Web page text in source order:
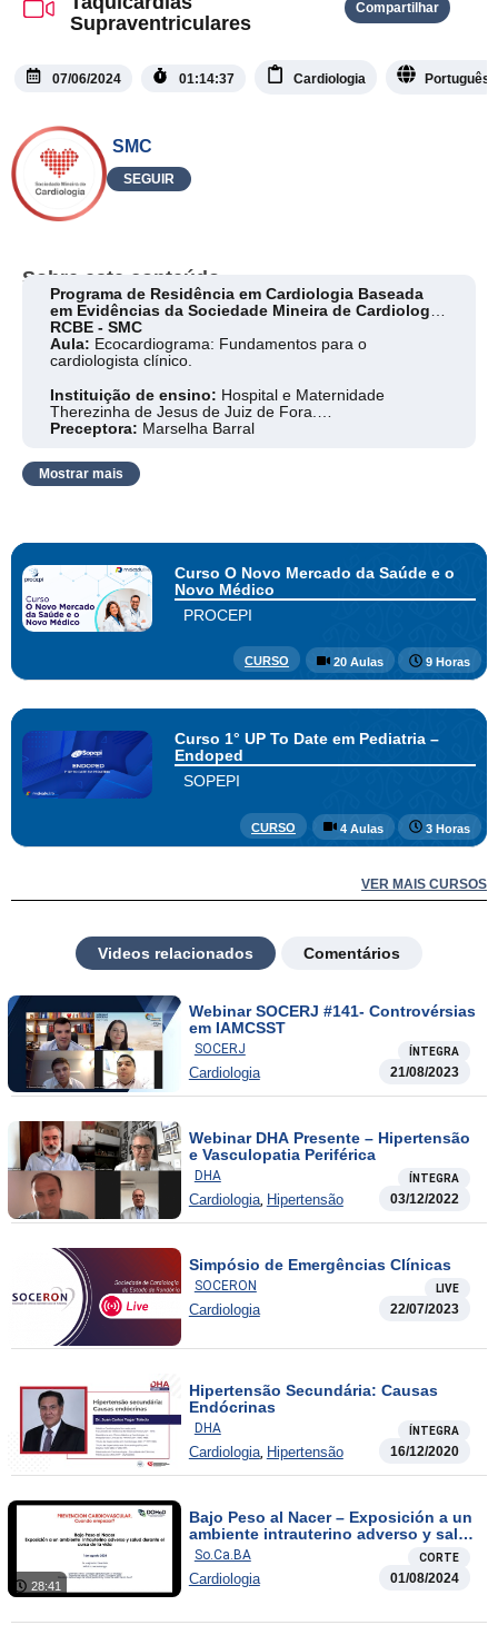
Supraventriculares
Compartilhar
07/06/2024 01:14:37 Cardiologia Português
SMC
SEGUIR
Sobre este conteúdo
Programa de Residência em Cardiologia Baseada
em Evidências da Sociedade Mineira de Cardiologia
RCBE - SMC
Aula: Ecocardiograma: Fundamentos para o
cardiologista clínico.
Instituição de ensino: Hospital e Maternidade
Therezinha de Jesus de Juiz de Fora.
Preceptora: Marselha Barral
Antônio Neves Costa
Mostrar mais
Curso O Novo Mercado da Saúde e o
Novo Médico
PROCEPI
CURSO 20 Aulas 9 Horas
Curso 1° UP To Date em Pediatria –
Endoped
SOPEPI
CURSO 4 Aulas 3 Horas
VER MAIS CURSOS
Videos relacionados Comentários
Webinar SOCERJ #141- Controvérsias
em IAMCSST
SOCERJ ÍNTEGRA
Cardiologia 21/08/2023
Webinar DHA Presente – Hipertensão
e Vasculopatia Periférica
DHA ÍNTEGRA
Cardiologia, Hipertensão 03/12/2022
Simpósio de Emergências Clínicas
SOCERON LIVE
Cardiologia 22/07/2023
Hipertensão Secundária: Causas
Endócrinas
DHA ÍNTEGRA
Cardiologia, Hipertensão 16/12/2020
28:41
Bajo Peso al Nacer – Exposición a un
ambiente intrauterino adverso y salud
durante el curso de la vida
So.Ca.BA CORTE
Cardiologia 01/08/2024